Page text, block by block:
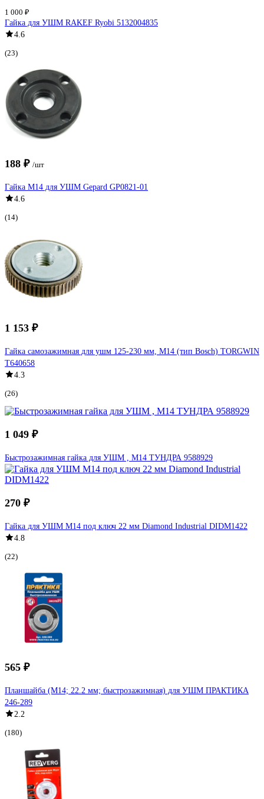
1 000 ₽
Гайка для УШМ RAKEF Ryobi 5132004835
4.6
(23)
188 ₽ /шт
Гайка М14 для УШМ Gepard GP0821-01
4.6
(14)
1 153 ₽
Гайка самозажимная для ушм 125-230 мм, М14 (тип Bosch) TORGWIN
T640658
4.3
(26)
1 049 ₽
Быстрозажимная гайка для УШМ , М14 ТУНДРА 9588929
270 ₽
Гайка для УШМ М14 под ключ 22 мм Diamond Industrial DIDM1422
4.8
(22)
565 ₽
Планшайба (М14; 22.2 мм; быстрозажимная) для УШМ ПРАКТИКА
246-289
2.2
(180)